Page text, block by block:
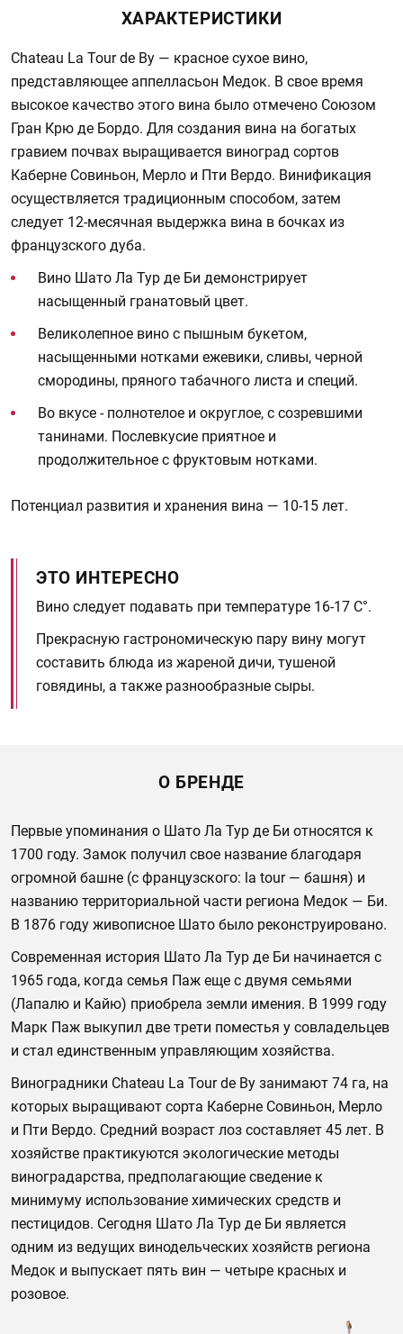
ХАРАКТЕРИСТИКИ
Chateau La Tour de By — красное сухое вино,
представляющее аппелласьон Медок. В свое время
высокое качество этого вина было отмечено Союзом
Гран Крю де Бордо. Для создания вина на богатых
гравием почвах выращивается виноград сортов
Каберне Совиньон, Мерло и Пти Вердо. Винификация
осуществляется традиционным способом, затем
следует 12-месячная выдержка вина в бочках из
французского дуба.
Вино Шато Ла Тур де Би демонстрирует
насыщенный гранатовый цвет.
Великолепное вино с пышным букетом,
насыщенными нотками ежевики, сливы, черной
смородины, пряного табачного листа и специй.
Во вкусе - полнотелое и округлое, с созревшими
танинами. Послевкусие приятное и
продолжительное с фруктовым нотками.
Потенциал развития и хранения вина — 10-15 лет.
ЭТО ИНТЕРЕСНО
Вино следует подавать при температуре 16-17 С°.
Прекрасную гастрономическую пару вину могут
составить блюда из жареной дичи, тушеной
говядины, а также разнообразные сыры.
О БРЕНДЕ
Первые упоминания о Шато Ла Тур де Би относятся к
1700 году. Замок получил свое название благодаря
огромной башне (с французского: la tour — башня) и
названию территориальной части региона Медок — Би.
В 1876 году живописное Шато было реконструировано.
Современная история Шато Ла Тур де Би начинается с
1965 года, когда семья Паж еще с двумя семьями
(Лапалю и Кайю) приобрела земли имения. В 1999 году
Марк Паж выкупил две трети поместья у совладельцев
и стал единственным управляющим хозяйства.
Виноградники Chateau La Tour de By занимают 74 га, на
которых выращивают сорта Каберне Совиньон, Мерло
и Пти Вердо. Средний возраст лоз составляет 45 лет. В
хозяйстве практикуются экологические методы
виноградарства, предполагающие сведение к
минимуму использование химических средств и
пестицидов. Сегодня Шато Ла Тур де Би является
одним из ведущих винодельческих хозяйств региона
Медок и выпускает пять вин — четыре красных и
розовое.